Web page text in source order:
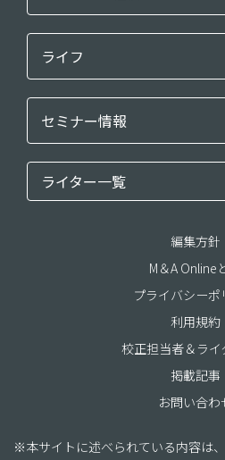
ライフ
セミナー情報
ライター一覧
編集方針
M＆A Online
プライバシーポ
利用規約
校正担当者＆ライ
掲載記事
お問い合わ
※本サイトに述べられている内容は